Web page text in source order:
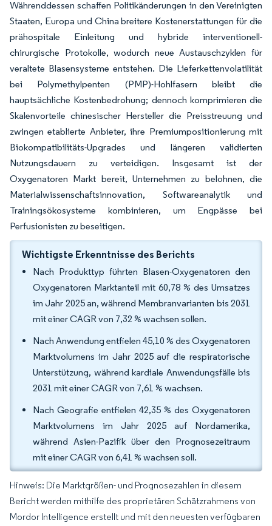
Währenddessen schaffen Politikänderungen in den Vereinigten
Staaten, Europa und China breitere Kostenerstattungen für die
prähospitale Einleitung und hybride interventionell-
chirurgische Protokolle, wodurch neue Austauschzyklen für
veraltete Blasensysteme entstehen. Die Lieferkettenvolatilität
bei Polymethylpenten (PMP)-Hohlfasern bleibt die
hauptsächliche Kostenbedrohung; dennoch komprimieren die
Skalenvorteile chinesischer Hersteller die Preisstreuung und
zwingen etablierte Anbieter, ihre Premiumpositionierung mit
Biokompatibilitäts-Upgrades und längeren validierten
Nutzungsdauern zu verteidigen. Insgesamt ist der
Oxygenatoren Markt bereit, Unternehmen zu belohnen, die
Materialwissenschaftsinnovation, Softwareanalytik und
Trainingsökosysteme kombinieren, um Engpässe bei
Perfusionisten zu beseitigen.
Wichtigste Erkenntnisse des Berichts
Nach Produkttyp führten Blasen-Oxygenatoren den
Oxygenatoren Marktanteil mit 60,78 % des Umsatzes
im Jahr 2025 an, während Membranvarianten bis 2031
mit einer CAGR von 7,32 % wachsen sollen.
Nach Anwendung entfielen 45,10 % des Oxygenatoren
Marktvolumens im Jahr 2025 auf die respiratorische
Unterstützung, während kardiale Anwendungsfälle bis
2031 mit einer CAGR von 7,61 % wachsen.
Nach Geografie entfielen 42,35 % des Oxygenatoren
Marktvolumens im Jahr 2025 auf Nordamerika,
während Asien-Pazifik über den Prognosezeitraum
mit einer CAGR von 6,41 % wachsen soll.
Hinweis: Die Marktgrößen- und Prognosezahlen in diesem
Bericht werden mithilfe des proprietären Schätzrahmens von
Mordor Intelligence erstellt und mit den neuesten verfügbaren